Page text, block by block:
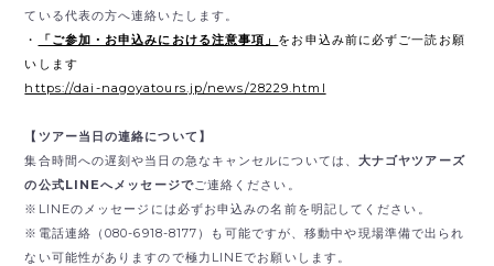
ている代表の方へ連絡いたします。
・
「ご参加・お申込みにおける注意事項」 をお申込み前に必ずご一読お願
いします
https://dai-nagoyatours.jp/news/28229.html
【ツアー当日の連絡について】
集合時間への遅刻や当日の急なキャンセルについては、 大ナゴヤツアーズ
の公式LINEへメッセージでご連絡ください。
※LINEのメッセージには必ずお申込みの名前を明記してください。
※電話連絡（080-6918-8177）も可能ですが、移動中や現場準備で出られ
ない可能性がありますので極力LINEでお願いします。